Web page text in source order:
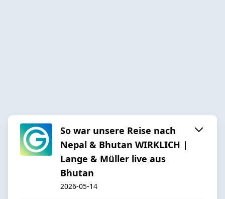
So war unsere Reise nach
Nepal & Bhutan WIRKLICH |
Lange & Müller live aus
Bhutan
2026-05-14